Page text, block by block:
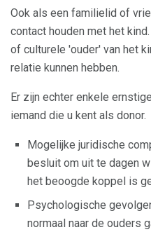
Ook als een familielid of
contact houden met het
of culturele 'ouder' van het
relatie kunnen hebben.
Er zijn echter enkele
iemand die u kent als donor.
Mogelijke juridische
besluit om uit te dagen
het beoogde koppel is
Psychologische
normaal naar de ouders